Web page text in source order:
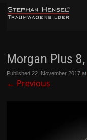
Morgan Plus
Published22. November 2017
← Previous